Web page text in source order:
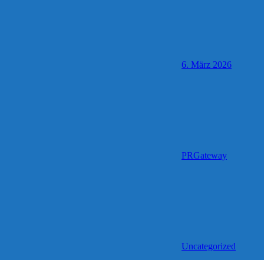
6. März 2026
PRGateway
Uncategorized